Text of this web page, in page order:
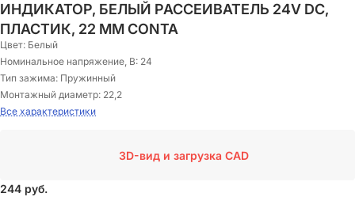
ИНДИКАТОР, БЕЛЫЙ РАССЕИВАТЕЛЬ 24V DC,
ПЛАСТИК, 22 ММ CONTA
Цвет: Белый
Номинальное напряжение, В: 24
Тип зажима: Пружинный
Монтажный диаметр: 22,2
Все характеристики
3D-вид и загрузка CAD
244 руб.